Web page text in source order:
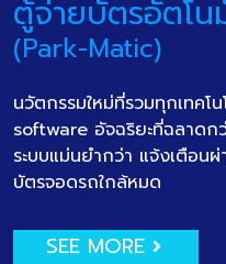
ตู้จ่ายบัตรอัตโน
(Park-Matic)
นวัตกรรมใหม่ที่รวมทุกเทคโ
software อัจฉริยะที่ฉลาดก
ระบบแม่นยำกว่า แจ้งเตือน
บัตรจอดรถใกล้หมด
SEE MORE